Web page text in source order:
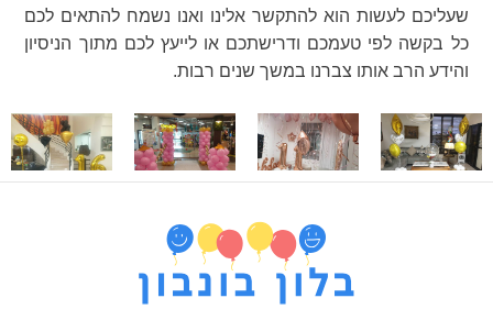
שעליכם לעשות הוא להתקשר אלינו ואנו נשמח להתאים לכם
כל בקשה לפי טעמכם ודרישתכם או לייעץ לכם מתוך הניסיון
והידע הרב אותו צברנו במשך שנים רבות.